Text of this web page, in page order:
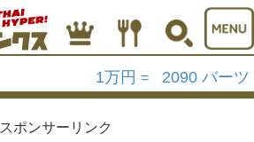
1万円 = 2090 バーツ
スポンサーリンク